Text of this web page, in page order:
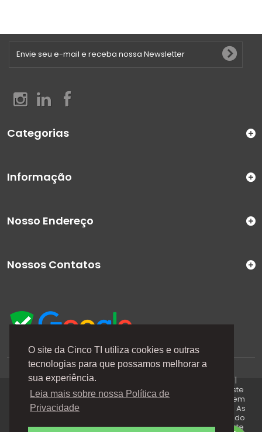
O site da Cinco TI utiliza cookies e outras
tecnologias para que possamos melhorar a
sua experiência.
Leia mais sobre nossa Política de
Privacidade
Categorias
Informação
A Cinco TI (5TI) é uma marca registrada de CINCO TI
COMERCIO E SERVICOS LTDA | CNPJ: 08.307.867/0001-04 |
Todos os direitos reservados. Os preços anunciados neste
site ou via e-mails promocionais podem ser alterados sem
prévio aviso. A 5TI não é responsável por erros descritos. As
fotos contidas nessa página são meramente ilustrativas do
produto e podem variar de acordo com o fornecedor/lote
Nosso Endereço
Nossos Contatos